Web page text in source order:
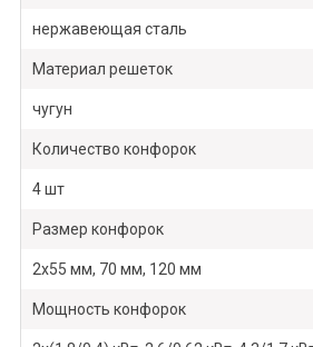
нержавеющая сталь
Материал решеток
чугун
Количество конфорок
4 шт
Размер конфорок
2х55 мм, 70 мм, 120 мм
Мощность конфорок